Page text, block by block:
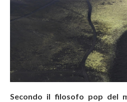
Secondo il filosofo pop del